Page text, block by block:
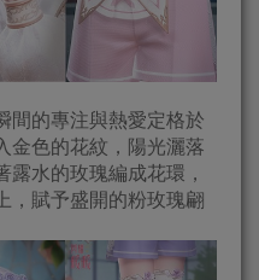
間的專注與熱愛定格於
金色的花紋，陽光灑落
露水的玫瑰編成花環，
，賦予盛開的粉玫瑰翩